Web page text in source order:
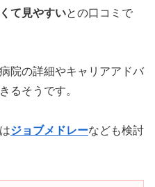
て見やすいとの口コミで
院の詳細やキャリアアドバ
るそうです。
ジョブメドレーなども検討